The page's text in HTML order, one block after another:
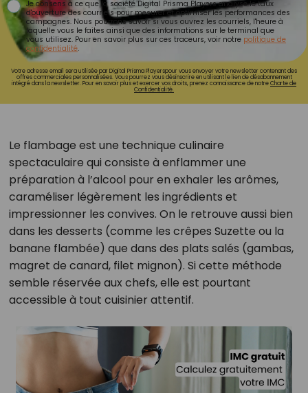
Je consens à ce que la société Digital Prisma Players analyse le taux
d'ouverture des courriels pour mesurer et optimiser les performances des
campagnes. Nous pourrons savoir si vous ouvrez les courriels, l'heure à
laquelle vous le faites ainsi que des informations sur le terminal que
vous utilisez. Pour en savoir plus sur ces traceurs, voir notre politique de
confidentialité.
Votre adresse email sera utilisée par Digital Prisma Playerspour vous envoyer votre newsletter contenant des
offres commerciales personnalisées. Vous pourrez vous désinscrire en utilisant le lien de désabonnement
intégré dans la newsletter. Pour en savoir plus et exercer vos droits, prenez connaissance de notreCharte de
Confidentialité.
Le flambage est une technique culinaire
spectaculaire qui consiste à enflammer une
préparation à l’alcool pour en exhaler les arômes,
caraméliser légèrement les ingrédients et
impressionner les convives. On le retrouve aussi bien
dans les desserts (comme les crêpes Suzette ou la
banane flambée) que dans des plats salés (gambas,
magret de canard, filet mignon). Si cette méthode
semble réservée aux chefs, elle est pourtant
accessible à tout cuisinier attentif.